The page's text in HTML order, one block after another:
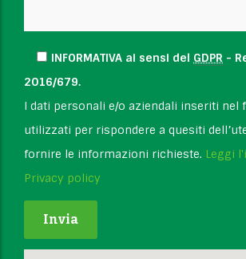
INFORMATIVA ai sensi del GDPR -
2016/679.
I dati personali e/o aziendali inseriti nel
utilizzati per rispondere a quesiti
fornire le informazioni richieste. Leggi
Privacy policy